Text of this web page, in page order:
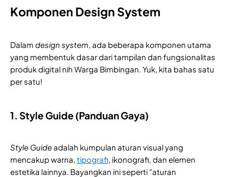
Komponen Design System
Dalam design system , ada beberapa komponen utama
yang membentuk dasar dari tampilan dan fungsionalitas
produk digital nih Warga Bimbingan. Yuk, kita bahas satu
per satu!
1. Style Guide (Panduan Gaya)
Style Guideadalah kumpulan aturan visual yang
mencakup warna, tipografi , ikonografi, dan elemen
estetika lainnya. Bayangkan ini seperti "aturan